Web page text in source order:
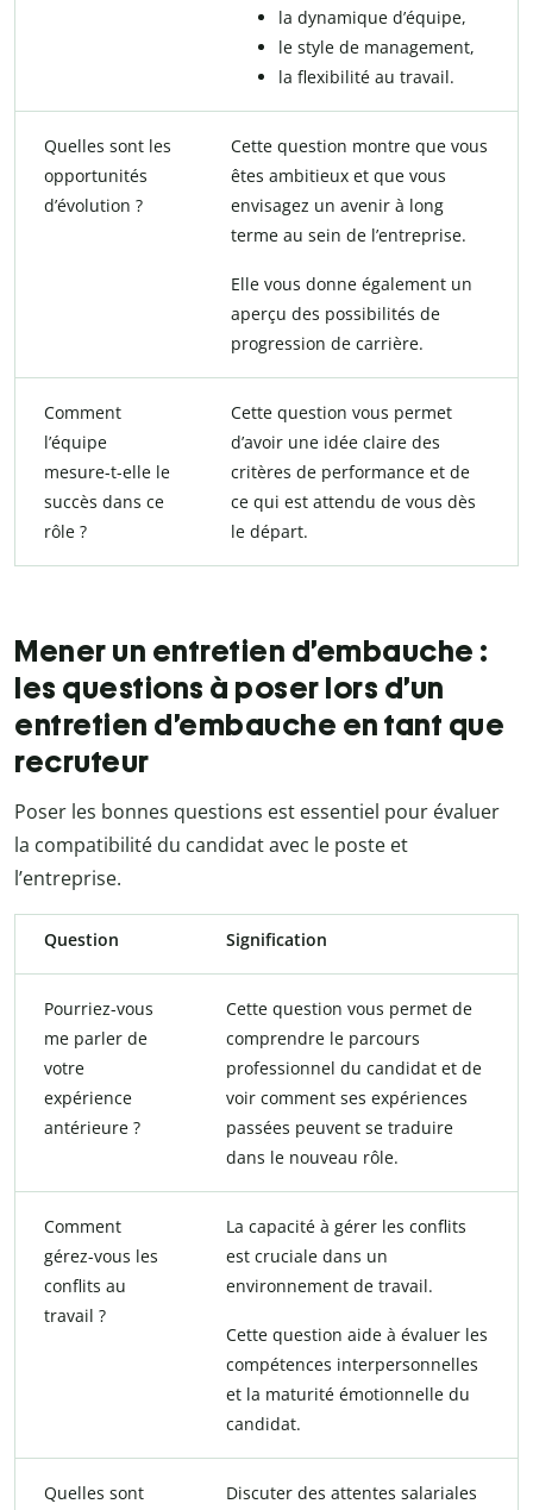
la dynamique d’équipe,
le style de management,
la flexibilité au travail.
Quelles sont les
opportunités
d’évolution ?
Cette question montre que vous
êtes ambitieux et que vous
envisagez un avenir à long
terme au sein de l’entreprise.
Elle vous donne également un
aperçu des possibilités de
progression de carrière.
Comment
l’équipe
mesure-t-elle le
succès dans ce
rôle ?
Cette question vous permet
d’avoir une idée claire des
critères de performance et de
ce qui est attendu de vous dès
le départ.
Mener un entretien d’embauche :
les questions à poser lors d’un
entretien d’embauche en tant que
recruteur
Poser les bonnes questions est essentiel pour évaluer
la compatibilité du candidat avec le poste et
l’entreprise.
Question Signification
Pourriez-vous
me parler de
votre
expérience
antérieure ?
Cette question vous permet de
comprendre le parcours
professionnel du candidat et de
voir comment ses expériences
passées peuvent se traduire
dans le nouveau rôle.
Comment
gérez-vous les
conflits au
travail ?
La capacité à gérer les conflits
est cruciale dans un
environnement de travail.
Cette question aide à évaluer les
compétences interpersonnelles
et la maturité émotionnelle du
candidat.
Quelles sont
Discuter des attentes salariales